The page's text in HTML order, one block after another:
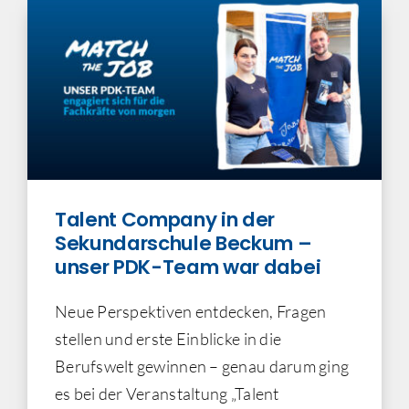
Talent Company in der
Sekundarschule Beckum –
unser PDK-Team war dabei
Neue Perspektiven entdecken, Fragen
stellen und erste Einblicke in die
Berufswelt gewinnen – genau darum ging
es bei der Veranstaltung „Talent